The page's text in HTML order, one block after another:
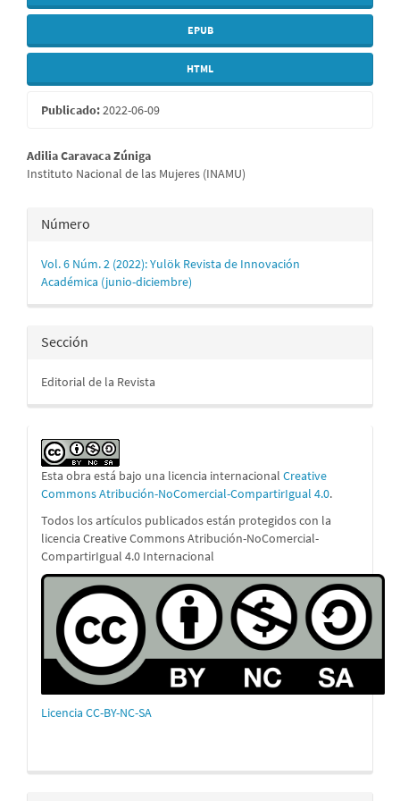
EPUB
HTML
Publicado:2022-06-09
Contenido
principal
del
Adilia Caravaca Zúniga
Instituto Nacional de las Mujeres (INAMU)
Detalles
del
artículo
Número
Vol. 6 Núm. 2 (2022): Yulök Revista de Innovación
Académica (junio-diciembre)
Sección
Editorial de la Revista
Esta obra está bajo una licencia internacional Creative
Commons Atribución-NoComercial-CompartirIgual 4.0.
Todos los artículos publicados están protegidos con la
licencia Creative Commons Atribución-NoComercial-
CompartirIgual 4.0 Internacional
Licencia CC-BY-NC-SA